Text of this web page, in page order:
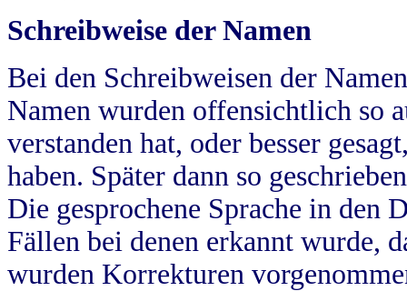
Schreibweise der Namen
Bei den Schreibweisen der
Namen wurden offensichtlich so
verstanden hat, oder besser
haben. Später dann so
Die gesprochene Sprache in
Fällen bei denen erkannt wurde,
wurden Korrekturen